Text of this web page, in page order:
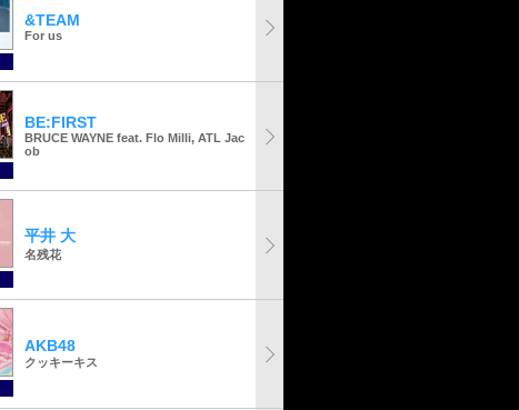
&TEAM
For us
BE:FIRST
BRUCE WAYNE feat. Flo Milli, ATL Jac
ob
平井 大
名残花
AKB48
クッキーキス